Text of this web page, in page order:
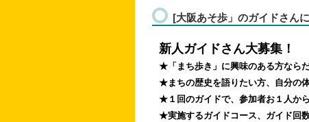
[大阪あそ歩」のガイドさん
新人ガイドさん大募集！
★「まち歩き」に興味のある方なら
★まちの歴史を語りたい方、自分の
★１回のガイドで、参加者お１人か
★実施するガイドコース、ガイド回